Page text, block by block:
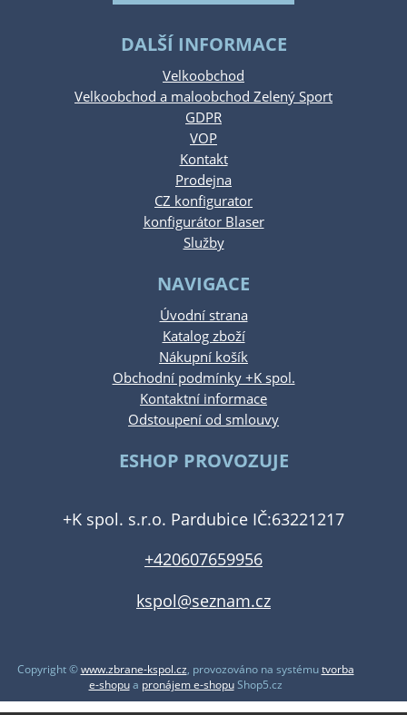
DALŠÍ INFORMACE
Velkoobchod
Velkoobchod a maloobchod Zelený Sport
GDPR
VOP
Kontakt
Prodejna
CZ konfigurator
konfigurátor Blaser
Služby
NAVIGACE
Úvodní strana
Katalog zboží
Nákupní košík
Obchodní podmínky +K spol.
Kontaktní informace
Odstoupení od smlouvy
ESHOP PROVOZUJE
+K spol. s.r.o. Pardubice IČ:63221217
+420607659956
kspol@seznam.cz
Copyright ©www.zbrane-kspol.cz, provozováno na systémutvorba
e-shopua pronájem e-shopuShop5.cz